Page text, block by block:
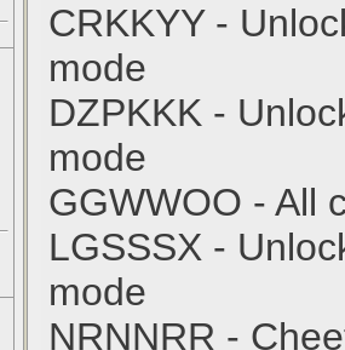
CRKKYY -
mode
DZPKKK -
mode
GGWWOO - All
LGSSSX -
mode
NRNNRR -